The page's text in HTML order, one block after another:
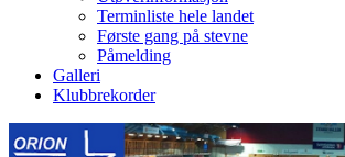
Terminliste hele landet
Første gang på stevne
Påmelding
Galleri
Klubbrekorder